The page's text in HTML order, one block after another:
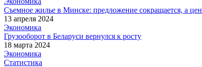
Съемное жилье в Минске: предложение сокращается, а
13 апреля 2024
Экономика
Грузооборот в Беларуси вернулся к росту
18 марта 2024
Экономика
Статистика